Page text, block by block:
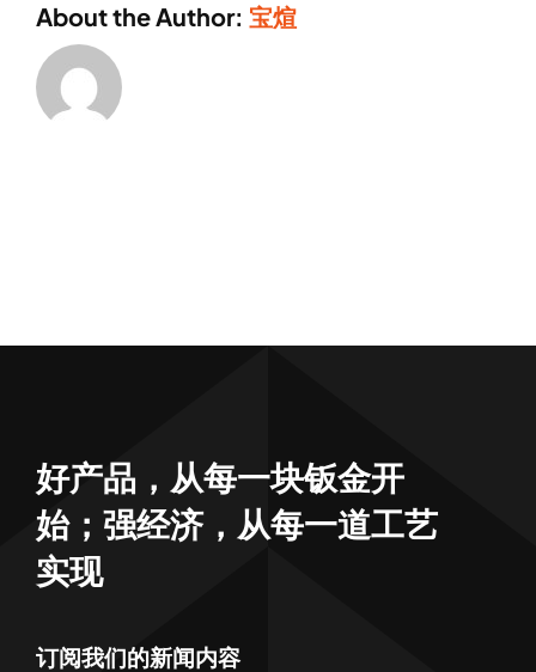
About the Author: 宝煊
好产品，从每一块钣金开
始；强经济，从每一道工艺
实现
订阅我们的新闻内容